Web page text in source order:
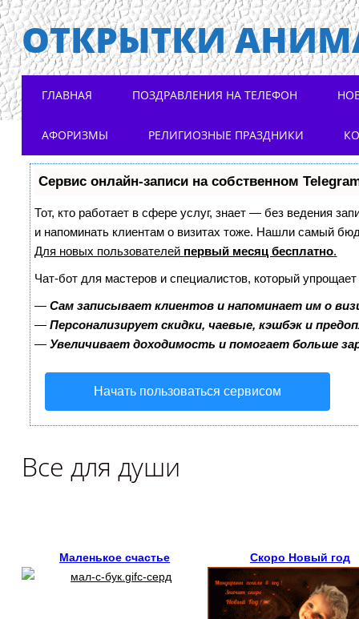
ОТКРЫТКИ
Main menu
ГЛАВНАЯ ПОЗДРАВЛЕНИЯ НА ТЕЛЕФОН
АФОРИЗМЫ РЕЛИГИОЗНЫЕ ПРАЗДНИКИ
Сервис онлайн-записи на собственном
Тот, кто работает в сфере услуг, знает — без ведения
и напоминать клиентам о визитах тоже. Нашли самый
Для новых пользователей первый месяц бесплатно.
Чат-бот для мастеров и специалистов, который
—Сам записывает клиентов и напоминает им о
—Персонализирует скидки, чаевые, кэшбэк и
—Увеличивает доходимость и помогает больше
Начать пользоваться сервисом
Все для души
Маленькое счастье Скоро Новый год